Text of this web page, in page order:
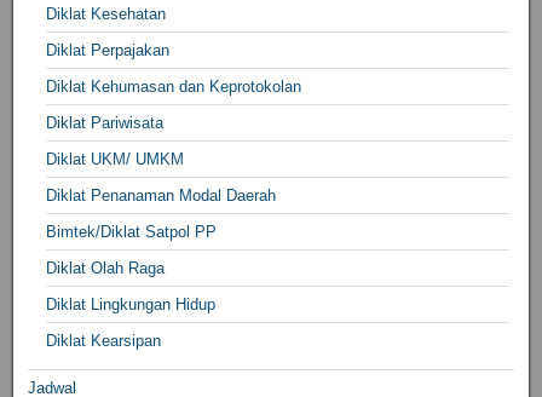
Diklat Kesehatan
Diklat Perpajakan
Diklat Kehumasan dan Keprotokolan
Diklat Pariwisata
Diklat UKM/ UMKM
Diklat Penanaman Modal Daerah
Bimtek/Diklat Satpol PP
Diklat Olah Raga
Diklat Lingkungan Hidup
Diklat Kearsipan
Jadwal